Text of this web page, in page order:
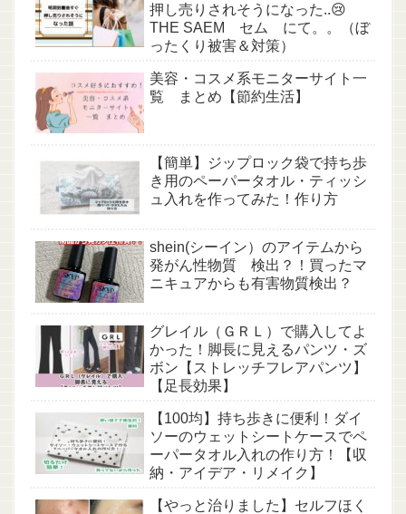
押し売りされそうになった..😢
THE SAEM セム にて。。（ぼ
ったくり被害＆対策）
美容・コスメ系モニターサイト一
覧 まとめ【節約生活】
【簡単】ジップロック袋で持ち歩
き用のペーパータオル・ティッシ
ュ入れを作ってみた！作り方
shein(シーイン）のアイテムから
発がん性物質 検出？！買ったマ
ニキュアからも有害物質検出？
グレイル（ＧＲＬ）で購入してよ
かった！脚長に見えるパンツ・ズ
ボン【ストレッチフレアパンツ】
【足長効果】
【100均】持ち歩きに便利！ダイ
ソーのウェットシートケースでペ
ーパータオル入れの作り方！【収
納・アイデア・リメイク】
【やっと治りました】セルフほく